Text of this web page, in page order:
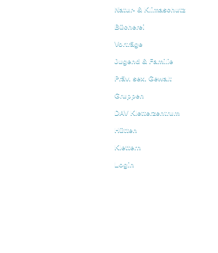
Natur- & Klimaschutz
Bücherei
Vorträge
Jugend & Familie
Präv. sex. Gewalt
Gruppen
DAV Kletterzentrum
Hütten
Klettern
Login